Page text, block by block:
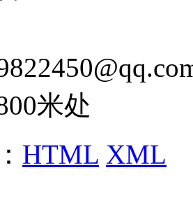
米处
HTML XML